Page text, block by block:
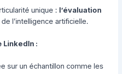
unique : l’évaluation
l’intelligence artificielle.
LinkedIn :
sur un échantillon comme les